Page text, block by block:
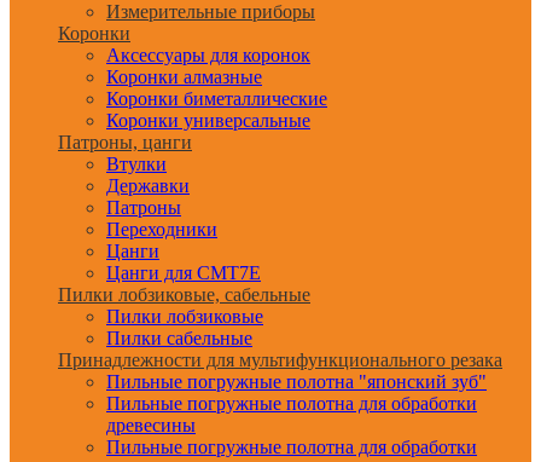
Измерительные приборы
Коронки
Аксессуары для коронок
Коронки алмазные
Коронки биметаллические
Коронки универсальные
Патроны, цанги
Втулки
Державки
Патроны
Переходники
Цанги
Цанги для CMT7E
Пилки лобзиковые, сабельные
Пилки лобзиковые
Пилки сабельные
Принадлежности для мультифункционального резака
Пильные погружные полотна "японский зуб"
Пильные погружные полотна для обработки
древесины
Пильные погружные полотна для обработки